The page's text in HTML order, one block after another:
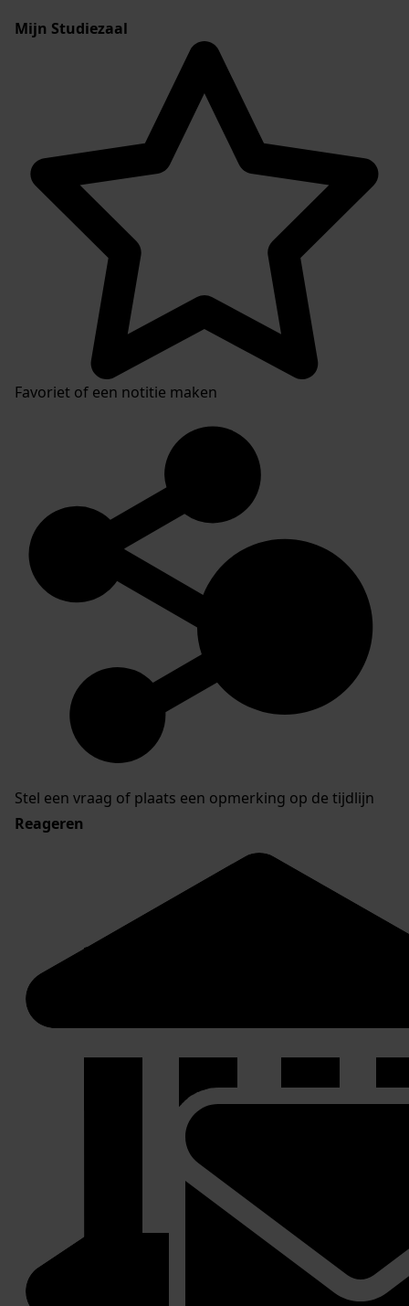
Mijn Studiezaal
Favoriet of een notitie maken
Stel een vraag of plaats een opmerking op de tijdlijn
Reageren